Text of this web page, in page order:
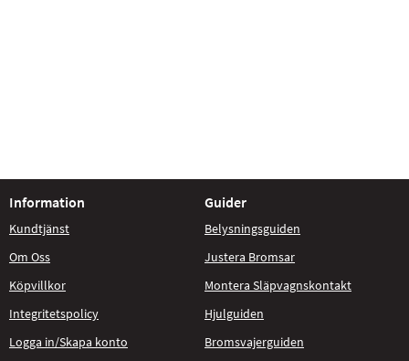
Information
Kundtjänst
Om Oss
Köpvillkor
Integritetspolicy
Logga in/Skapa konto
Guider
Belysningsguiden
Justera Bromsar
Montera Släpvagnskontakt
Hjulguiden
Bromsvajerguiden